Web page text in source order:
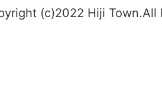
(c)2022 Hiji Town.All